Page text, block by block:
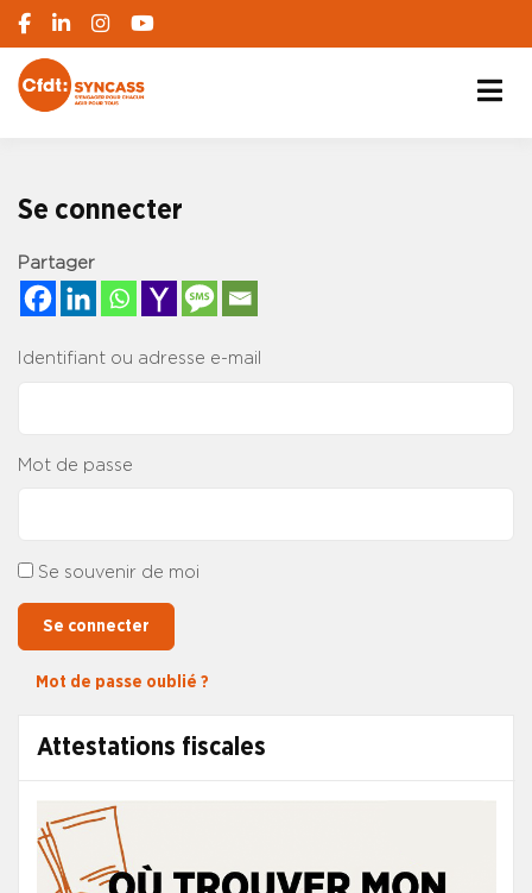
Attestations fiscales
Se connecter
Partager
Identifiant ou adresse e-mail
Mot de passe
Se souvenir de moi
Se connecter
Mot de passe oublié ?